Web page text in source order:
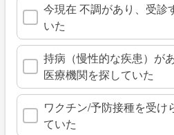
今現在 不調があり、受診
いた
持病（慢性的な疾患）が
医療機関を探していた
ワクチン/予防接種を受け
ていた